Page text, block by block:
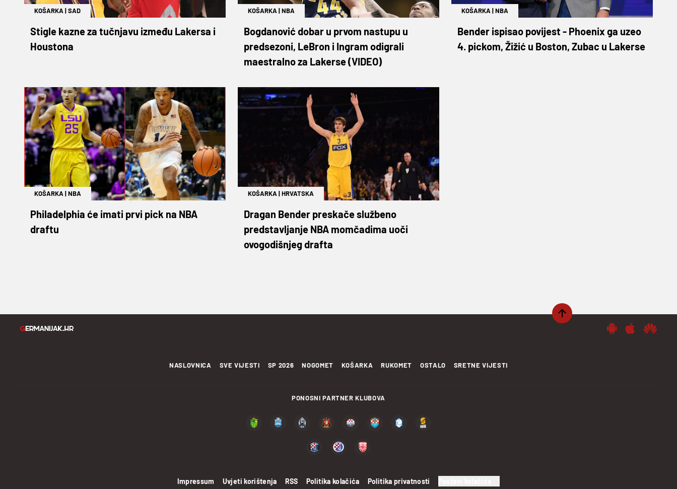
KOŠARKA |SAD
Stigle kazne za tučnjavu između Lakersa i
Houstona
KOŠARKA |NBA
Bogdanović dobar u prvom nastupu u
predsezoni, LeBron i Ingram odigrali
maestralno za Lakerse (VIDEO)
KOŠARKA |NBA
Bender ispisao povijest - Phoenix ga uzeo
4. pickom, Žižić u Boston, Zubac u Lakerse
KOŠARKA |NBA
Philadelphia će imati prvi pick na NBA
draftu
KOŠARKA |HRVATSKA
Dragan Bender preskače službeno
predstavljanje NBA momčadima uoči
ovogodišnjeg drafta
NASLOVNICA SVE VIJESTI SP 2026 NOGOMET KOŠARKA RUKOMET OSTALO SRETNE VIJESTI
PONOSNI PARTNER KLUBOVA
Impressum Uvjeti korištenja RSS Politika kolačića Politika privatnosti